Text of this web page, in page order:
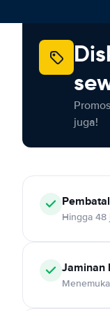
juga!
Hingga 48
Jaminan